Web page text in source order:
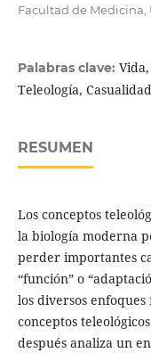
Facultad de Medicina,
Palabras clave:
Teleología, Casualidad
RESUMEN
Los conceptos
la biología moderna
perder importantes
“función” o
los diversos
conceptos
después analiza un